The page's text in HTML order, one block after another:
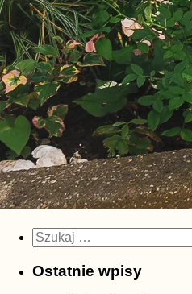
Szukaj:
Ostatnie wpisy